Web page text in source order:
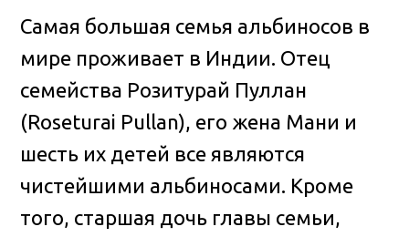
Самая большая семья альбиносов в
мире проживает в Индии. Отец
семейства Розитурай Пуллан
(Roseturai Pullan), его жена Мани и
шесть их детей все являются
чистейшими альбиносами. Кроме
того, старшая дочь главы семьи,